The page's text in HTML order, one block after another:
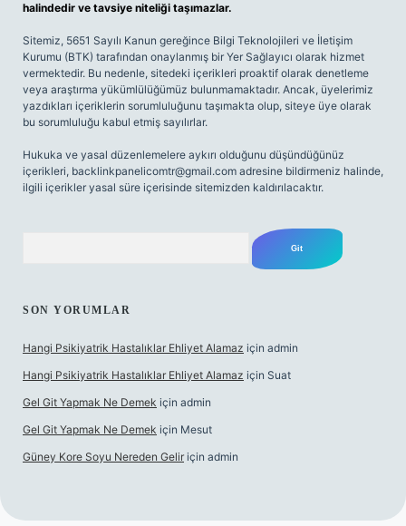
halindedir ve tavsiye niteliği taşımazlar.
Sitemiz, 5651 Sayılı Kanun gereğince Bilgi Teknolojileri ve İletişim
Kurumu (BTK) tarafından onaylanmış bir Yer Sağlayıcı olarak hizmet
vermektedir. Bu nedenle, sitedeki içerikleri proaktif olarak denetleme
veya araştırma yükümlülüğümüz bulunmamaktadır. Ancak, üyelerimiz
yazdıkları içeriklerin sorumluluğunu taşımakta olup, siteye üye olarak
bu sorumluluğu kabul etmiş sayılırlar.
Hukuka ve yasal düzenlemelere aykırı olduğunu düşündüğünüz
içerikleri, backlinkpanelicomtr@gmail.com adresine bildirmeniz halinde,
ilgili içerikler yasal süre içerisinde sitemizden kaldırılacaktır.
SON YORUMLAR
Hangi Psikiyatrik Hastalıklar Ehliyet Alamaz için admin
Hangi Psikiyatrik Hastalıklar Ehliyet Alamaz için Suat
Gel Git Yapmak Ne Demek için admin
Gel Git Yapmak Ne Demek için Mesut
Güney Kore Soyu Nereden Gelir için admin